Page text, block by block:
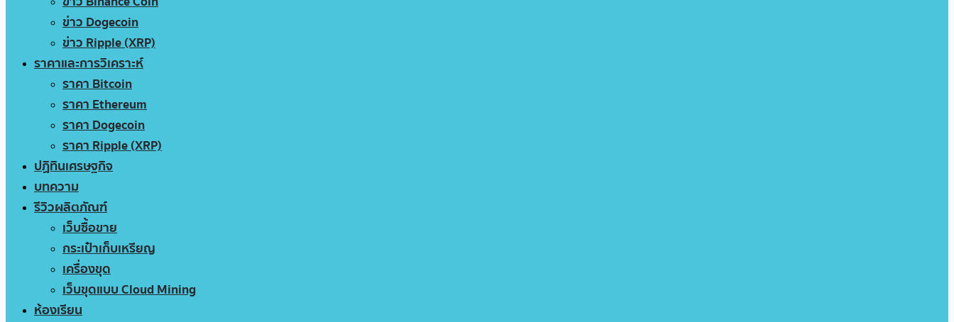
ข่าว Dogecoin
ข่าว Ripple (XRP)
ราคาและการวิเคราะห์
ราคา Bitcoin
ราคา Ethereum
ราคา Dogecoin
ราคา Ripple (XRP)
ปฏิทินเศรษฐกิจ
บทความ
รีวิวผลิตภัณฑ์
เว็บซื้อขาย
กระเป๋าเก็บเหรียญ
เครื่องขุด
เว็บขุดแบบ Cloud Mining
ห้องเรียน